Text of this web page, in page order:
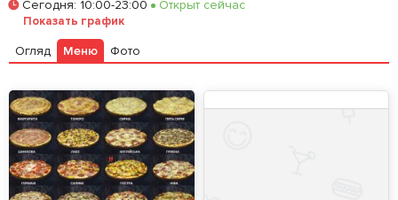
Залишити відгук
Сегодня: 10:00-23:00 Открыт сейчас
Показать график
Огляд Меню Фото